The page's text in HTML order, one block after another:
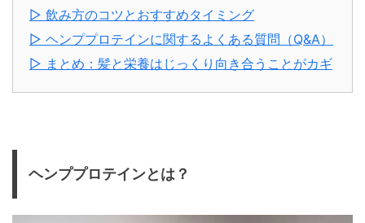
▷ 飲み方のコツとおすすめタイミング
▷ ヘンププロテインに関するよくある質問（Q&A）
▷ まとめ：髪と栄養はじっくり向き合うことがカギ
ヘンププロテインとは？